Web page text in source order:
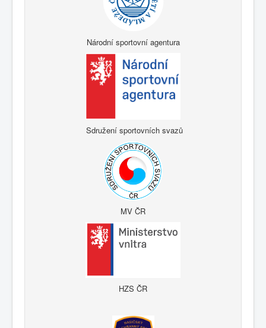
Národní sportovní agentura
Sdružení sportovních svazů
MV ČR
HZS ČR